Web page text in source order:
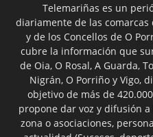
Telemariñas es un
diariamente de las comarcas
y de los Concellos de O
cubre la información que
de Oia, O Rosal, A Guarda,
Nigrán, O Porriño y Vigo,
objetivo de más de
propone dar voz y difusión
zona o asociaciones,